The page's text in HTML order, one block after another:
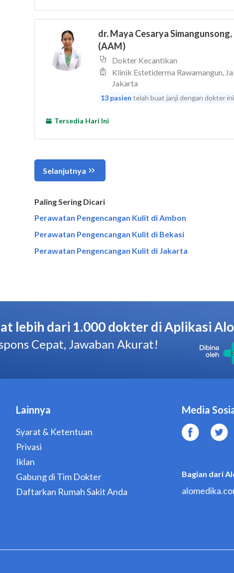
Paling Sering Dicari
Perawatan Pengencangan Kulit di Ambon
Perawatan Pengencangan Kulit di Bekasi
Perawatan Pengencangan Kulit di Jakarta